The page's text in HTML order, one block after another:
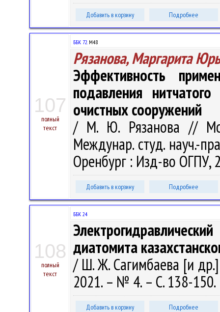
Добавить в корзину Подробнее
107
полный
текст
ББК 72.М48
Рязанова, Маргарита
Эффективность
подавления
очистных сооружений
/ М. Ю. Рязанова //
Междунар. студ. науч.-
Оренбург : Изд-во ОГПУ,
Добавить в корзину Подробнее
108
полный
текст
ББК 24
диатомита
/ Ш. Ж. Сагимбаева [и
2021. – № 4. – С. 138-150.
Добавить в корзину Подробнее